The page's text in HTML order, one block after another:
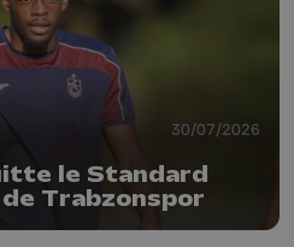
30/07/2026
le Standard
Trabzonspor